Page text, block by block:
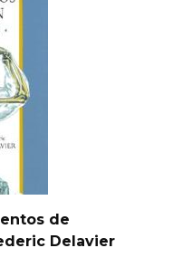
de
Delavier